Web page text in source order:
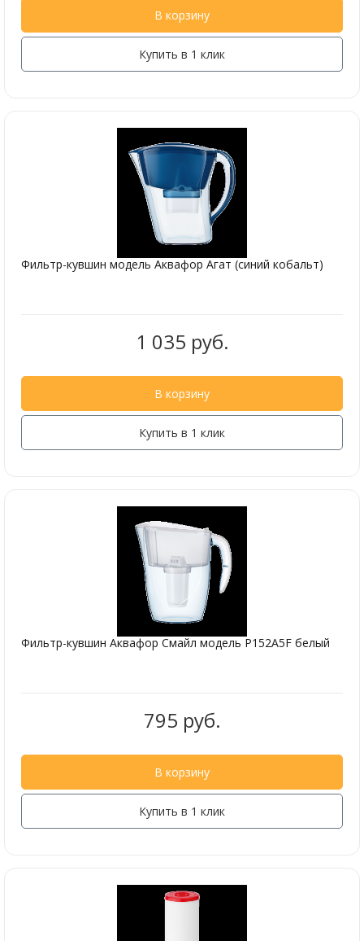
В корзину
Купить в 1 клик
Фильтр-кувшин модель Аквафор Агат (синий кобальт)
1 035 руб.
В корзину
Купить в 1 клик
Фильтр-кувшин Аквафор Смайл модель P152A5F белый
795 руб.
В корзину
Купить в 1 клик